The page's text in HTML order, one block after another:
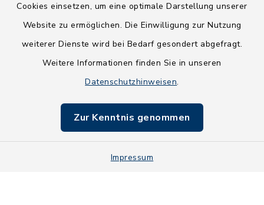
Cookies einsetzen, um eine optimale Darstellung unserer
Website zu ermöglichen. Die Einwilligung zur Nutzung
weiterer Dienste wird bei Bedarf gesondert abgefragt.
Weitere Informationen finden Sie in unseren
Datenschutzhinweisen.
Zur Kenntnis genommen
Impressum
Barrierefreiheit
Impressum
Sitemap